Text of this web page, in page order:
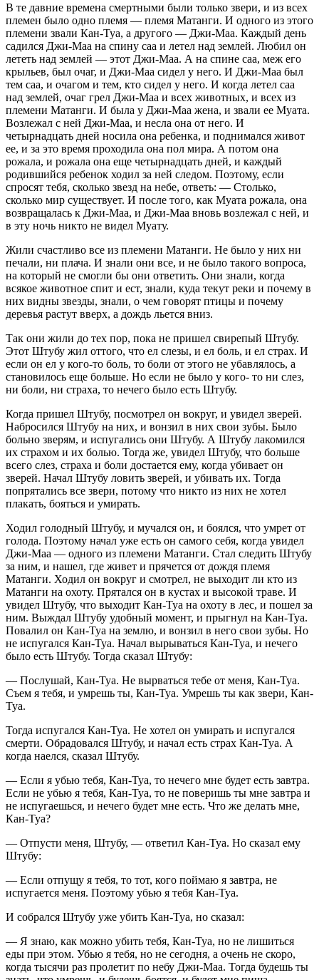
В те давние времена смертными были только звери, и из всех
племен было одно племя — племя Матанги. И одного из этого
племени звали Кан-Туа, а другого — Джи-Маа. Каждый день
садился Джи-Маа на спину саа и летел над землей. Любил он
лететь над землей — этот Джи-Маа. А на спине саа, меж его
крыльев, был очаг, и Джи-Маа сидел у него. И Джи-Маа был
тем саа, и очагом и тем, кто сидел у него. И когда летел саа
над землей, очаг грел Джи-Маа и всех животных, и всех из
племени Матанги. И была у Джи-Маа жена, и звали ее Муата.
Возлежал с ней Джи-Маа, и несла она от него. И
четырнадцать дней носила она ребенка, и поднимался живот
ее, и за это время проходила она пол мира. А потом она
рожала, и рожала она еще четырнадцать дней, и каждый
родившийся ребенок ходил за ней следом. Поэтому, если
спросят тебя, сколько звезд на небе, ответь: — Столько,
сколько мир существует. И после того, как Муата рожала, она
возвращалась к Джи-Маа, и Джи-Маа вновь возлежал с ней, и
в эту ночь никто не видел Муату.
Жили счастливо все из племени Матанги. Не было у них ни
печали, ни плача. И знали они все, и не было такого вопроса,
на который не смогли бы они ответить. Они знали, когда
всякое животное спит и ест, знали, куда текут реки и почему в
них видны звезды, знали, о чем говорят птицы и почему
деревья растут вверх, а дождь льется вниз.
Так они жили до тех пор, пока не пришел свирепый Штубу.
Этот Штубу жил оттого, что ел слезы, и ел боль, и ел страх. И
если он ел у кого-то боль, то боли от этого не убавлялось, а
становилось еще больше. Но если не было у кого- то ни слез,
ни боли, ни страха, то нечего было есть Штубу.
Когда пришел Штубу, посмотрел он вокруг, и увидел зверей.
Набросился Штубу на них, и вонзил в них свои зубы. Было
больно зверям, и испугались они Штубу. А Штубу лакомился
их страхом и их болью. Тогда же, увидел Штубу, что больше
всего слез, страха и боли достается ему, когда убивает он
зверей. Начал Штубу ловить зверей, и убивать их. Тогда
попрятались все звери, потому что никто из них не хотел
плакать, бояться и умирать.
Ходил голодный Штубу, и мучался он, и боялся, что умрет от
голода. Поэтому начал уже есть он самого себя, когда увидел
Джи-Маа — одного из племени Матанги. Стал следить Штубу
за ним, и нашел, где живет и прячется от дождя племя
Матанги. Ходил он вокруг и смотрел, не выходит ли кто из
Матанги на охоту. Прятался он в кустах и высокой траве. И
увидел Штубу, что выходит Кан-Туа на охоту в лес, и пошел за
ним. Выждал Штубу удобный момент, и прыгнул на Кан-Туа.
Повалил он Кан-Туа на землю, и вонзил в него свои зубы. Но
не испугался Кан-Туа. Начал вырываться Кан-Туа, и нечего
было есть Штубу. Тогда сказал Штубу:
— Послушай, Кан-Туа. Не вырваться тебе от меня, Кан-Туа.
Съем я тебя, и умрешь ты, Кан-Туа. Умрешь ты как звери, Кан-
Туа.
Тогда испугался Кан-Туа. Не хотел он умирать и испугался
смерти. Обрадовался Штубу, и начал есть страх Кан-Туа. А
когда наелся, сказал Штубу.
— Если я убью тебя, Кан-Туа, то нечего мне будет есть завтра.
Если не убью я тебя, Кан-Туа, то не поверишь ты мне завтра и
не испугаешься, и нечего будет мне есть. Что же делать мне,
Кан-Туа?
— Отпусти меня, Штубу, — ответил Кан-Туа. Но сказал ему
Штубу:
— Если отпущу я тебя, то тот, кого поймаю я завтра, не
испугается меня. Поэтому убью я тебя Кан-Туа.
И собрался Штубу уже убить Кан-Туа, но сказал:
— Я знаю, как можно убить тебя, Кан-Туа, но не лишиться
еды при этом. Убью я тебя, но не сегодня, а очень не скоро,
когда тысячи раз пролетит по небу Джи-Маа. Тогда будешь ты